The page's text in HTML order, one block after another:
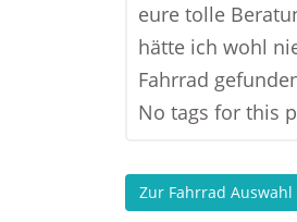
eure tolle
hätte ich wohl
Fahrrad
No tags for this
Zur Fahrrad Auswahl